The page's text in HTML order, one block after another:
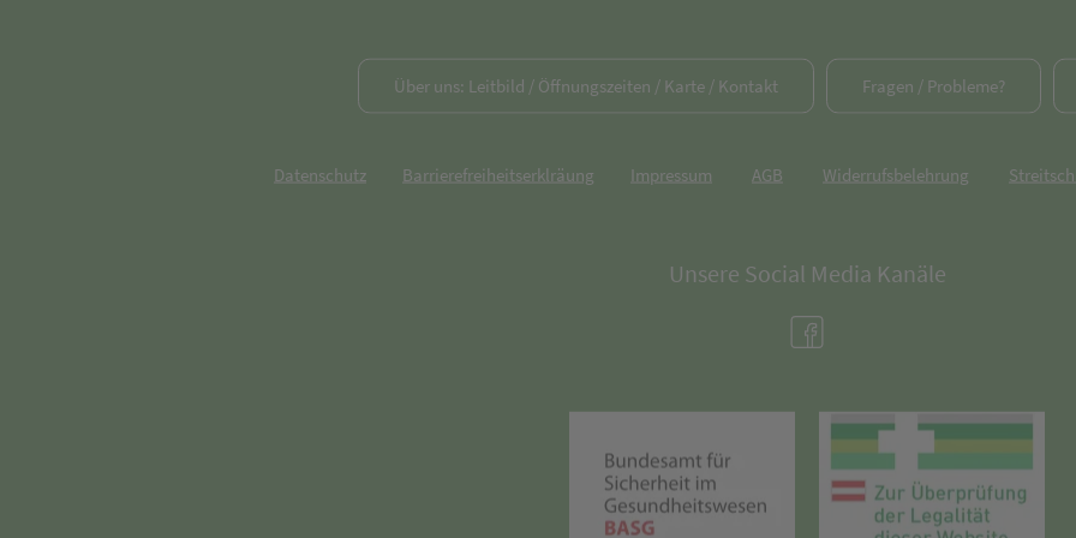
Über uns: Leitbild / Öffnungszeiten / Karte / Kontakt Fragen / Probleme?
Datenschutz Barrierefreiheitserklräung Impressum AGB Widerrufsbelehrung
Unsere Social Media Kanäle
(öffnet in neuem Tab)